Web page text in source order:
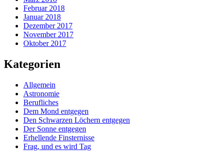
Februar 2018
Januar 2018
Dezember 2017
November 2017
Oktober 2017
Kategorien
Allgemein
Astronomie
Berufliches
Dem Mond entgegen
Den Schwarzen Löchern entgegen
Der Sonne entgegen
Erhellende Finsternisse
Frag, und es wird Tag